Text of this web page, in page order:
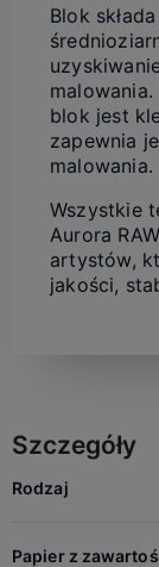
Blok
blok jest
zapewnia
malowania.
Wszystkie
Aurora
artystów,
jakości,
Szczegóły
Rodzaj
Papier z